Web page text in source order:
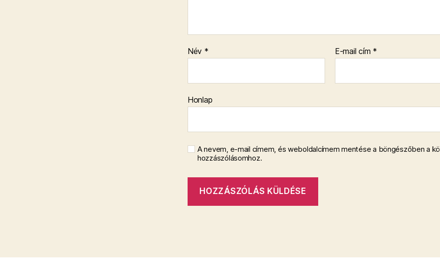
Név * E-mail cím *
Honlap
A nevem, e-mail címem, és weboldalcímem mentése a böngészőben a
hozzászólásomhoz.